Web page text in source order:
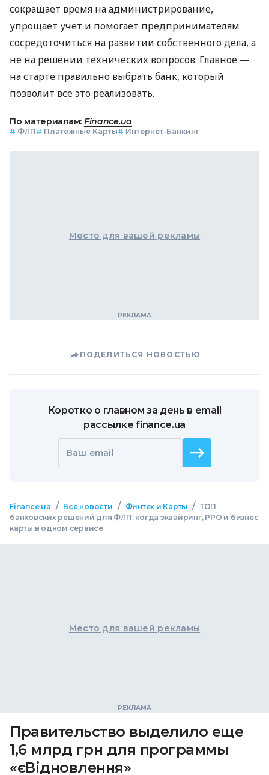
сокращает время на администрирование,
упрощает учет и помогает предпринимателям
сосредоточиться на развитии собственного дела, а
не на решении технических вопросов. Главное —
на старте правильно выбрать банк, который
позволит все это реализовать.
По материалам: Finance.ua
# ФЛП# Платежные Карты# Интернет-Банкинг
Место для вашей рекламы
ПОДЕЛИТЬСЯ НОВОСТЬЮ
Коротко о главном за день в email
рассылке finance.ua
Ваш email
Finance.ua / Все новости / Финтех и Карты / ТОП
банковских решений для ФЛП: когда эквайринг, РРО и бизнес
карты в одном сервисе
Место для вашей рекламы
Правительство выделило еще
1,6 млрд грн для программы
«єВідновлення»